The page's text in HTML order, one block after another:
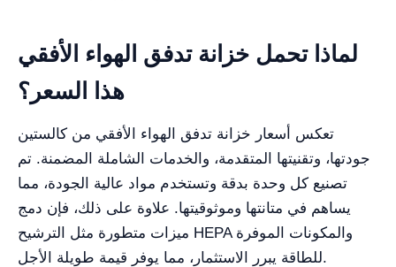
لماذا تحمل خزانة تدفق الهواء الأفقي
هذا السعر؟
تعكس أسعار خزانة تدفق الهواء الأفقي من كالستين
جودتها، وتقنيتها المتقدمة، والخدمات الشاملة المضمنة. تم
تصنيع كل وحدة بدقة وتستخدم مواد عالية الجودة، مما
يساهم في متانتها وموثوقيتها. علاوة على ذلك، فإن دمج
ميزات متطورة مثل الترشيح HEPA والمكونات الموفرة
للطاقة يبرر الاستثمار، مما يوفر قيمة طويلة الأجل.